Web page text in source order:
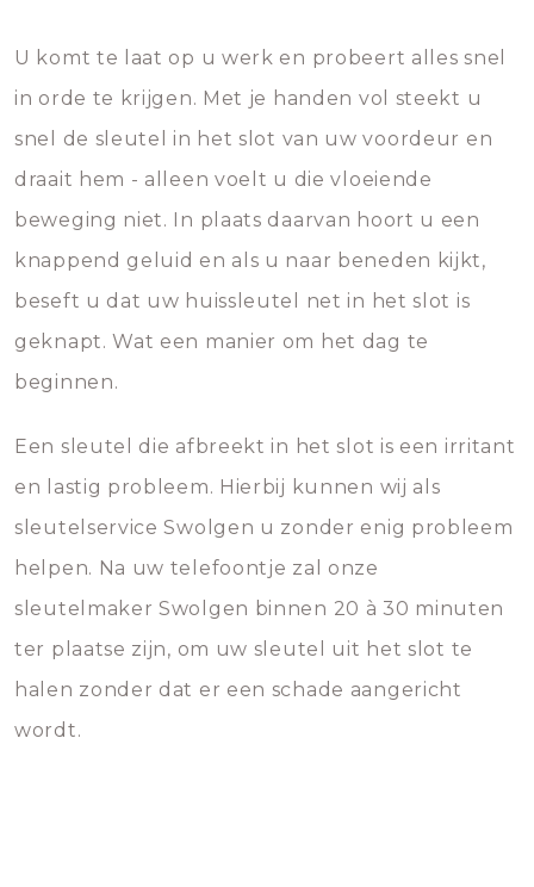
U komt te laat op u werk en probeert alles snel
in orde te krijgen. Met je handen vol steekt u
snel de sleutel in het slot van uw voordeur en
draait hem - alleen voelt u die vloeiende
beweging niet. In plaats daarvan hoort u een
knappend geluid en als u naar beneden kijkt,
beseft u dat uw huissleutel net in het slot is
geknapt. Wat een manier om het dag te
beginnen.
Een sleutel die afbreekt in het slot is een irritant
en lastig probleem. Hierbij kunnen wij als
sleutelservice Swolgen u zonder enig probleem
helpen. Na uw telefoontje zal onze
sleutelmaker Swolgen binnen 20 à 30 minuten
ter plaatse zijn, om uw sleutel uit het slot te
halen zonder dat er een schade aangericht
wordt.